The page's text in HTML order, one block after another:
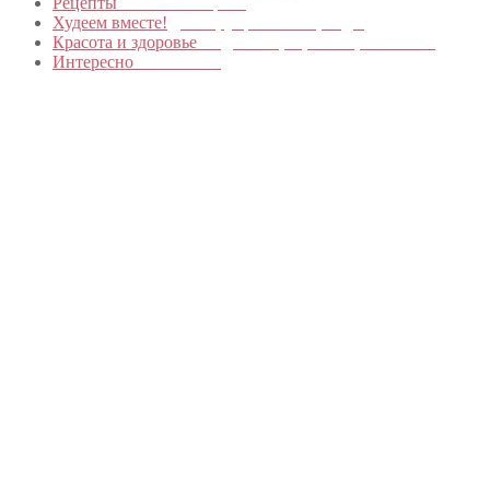
Худеем вместе!
Красота и здоровье
Интересно